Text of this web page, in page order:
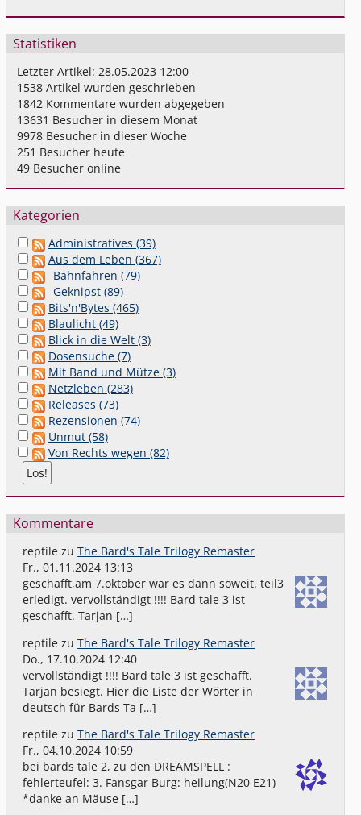
Statistiken
Letzter Artikel:28.05.2023 12:00
1538 Artikel wurden geschrieben
1842 Kommentare wurden abgegeben
13631 Besucher in diesem Monat
9978 Besucher in dieser Woche
251 Besucher heute
49 Besucher online
Kategorien
Administratives (39)
Aus dem Leben (367)
Bahnfahren (79)
Geknipst (89)
Bits'n'Bytes (465)
Blaulicht (49)
Blick in die Welt (3)
Dosensuche (7)
Mit Band und Mütze (3)
Netzleben (283)
Releases (73)
Rezensionen (74)
Unmut (58)
Von Rechts wegen (82)
Kommentare
reptile zuThe Bard's Tale Trilogy Remaster
Fr., 01.11.2024 13:13
geschafft,am 7.oktober war es dann soweit. teil3
erledigt. vervollständigt !!!! Bard tale 3 ist
geschafft. Tarjan […]
reptile zuThe Bard's Tale Trilogy Remaster
Do., 17.10.2024 12:40
vervollständigt !!!! Bard tale 3 ist geschafft.
Tarjan besiegt. Hier die Liste der Wörter in
deutsch für Bards Ta […]
reptile zuThe Bard's Tale Trilogy Remaster
Fr., 04.10.2024 10:59
bei bards tale 2, zu den DREAMSPELL :
fehlerteufel: 3. Fansgar Burg: heilung(N20 E21)
*danke an Mäuse […]